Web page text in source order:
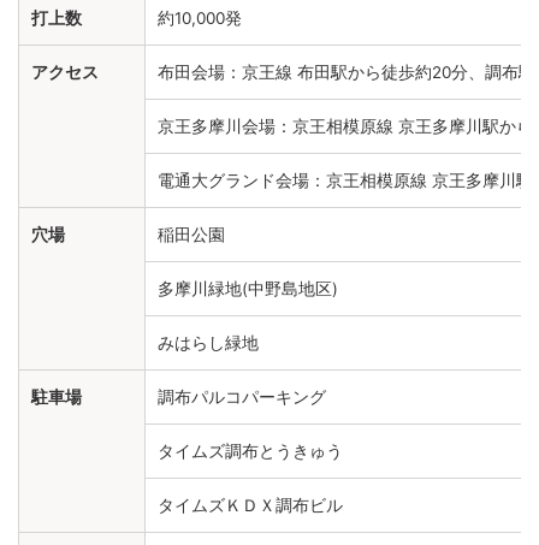
打上数 約10,000発
アクセス 布田会場：京王線 布田駅から徒歩約20分、調布
京王多摩川会場：京王相模原線 京王多摩川駅から
電通大グランド会場：京王相模原線 京王多摩川駅
穴場 稲田公園
多摩川緑地(中野島地区)
みはらし緑地
駐車場 調布パルコパーキング
タイムズ調布とうきゅう
タイムズＫＤＸ調布ビル